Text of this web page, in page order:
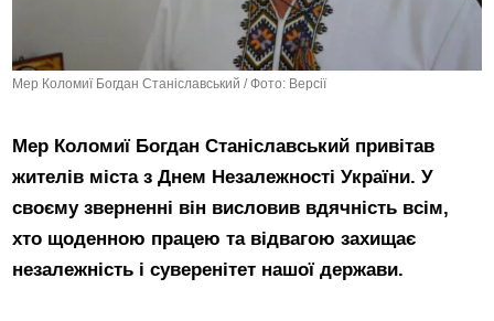
Мер Коломиї Богдан Станіславський / Фото: Версії
Мер Коломиї Богдан Станіславський привітав
жителів міста з Днем Незалежності України. У
своєму зверненні він висловив вдячність всім,
хто щоденною працею та відвагою захищає
незалежність і суверенітет нашої держави.